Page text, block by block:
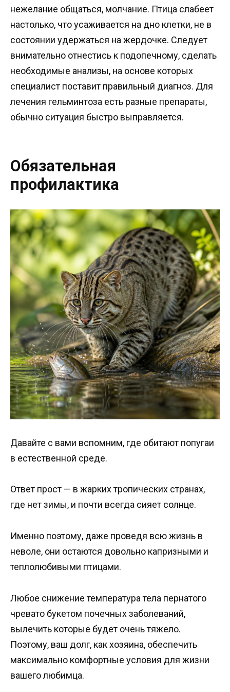
нежелание общаться, молчание. Птица слабеет
настолько, что усаживается на дно клетки, не в
состоянии удержаться на жердочке. Следует
внимательно отнестись к подопечному, сделать
необходимые анализы, на основе которых
специалист поставит правильный диагноз. Для
лечения гельминтоза есть разные препараты,
обычно ситуация быстро выправляется.
Обязательная
профилактика
Давайте с вами вспомним, где обитают попугаи
в естественной среде.
Ответ прост — в жарких тропических странах,
где нет зимы, и почти всегда сияет солнце.
Именно поэтому, даже проведя всю жизнь в
неволе, они остаются довольно капризными и
теплолюбивыми птицами.
Любое снижение температура тела пернатого
чревато букетом почечных заболеваний,
вылечить которые будет очень тяжело.
Поэтому, ваш долг, как хозяина, обеспечить
максимально комфортные условия для жизни
вашего любимца.